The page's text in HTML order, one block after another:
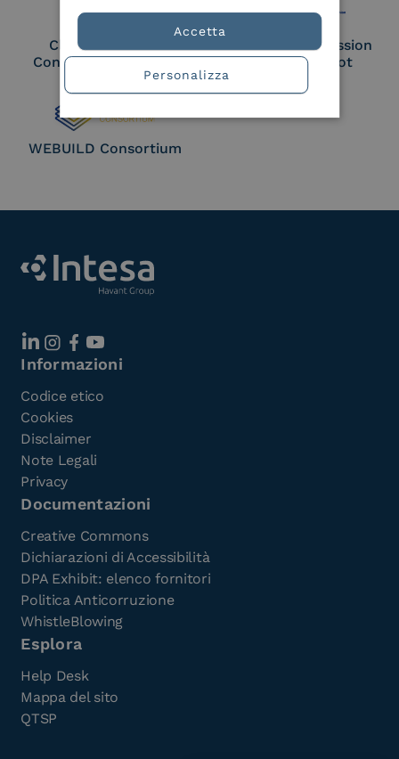
Cloud Signature
Consortium Member
European Commission
Large Scale Pilot
WEBUILD Consortium
Informazioni
Codice etico
Cookies
Disclaimer
Note Legali
Privacy
Documentazioni
Creative Commons
Dichiarazioni di Accessibilità
DPA Exhibit: elenco fornitori
Politica Anticorruzione
WhistleBlowing
Esplora
Help Desk
Mappa del sito
QTSP
Accetta
Personalizza